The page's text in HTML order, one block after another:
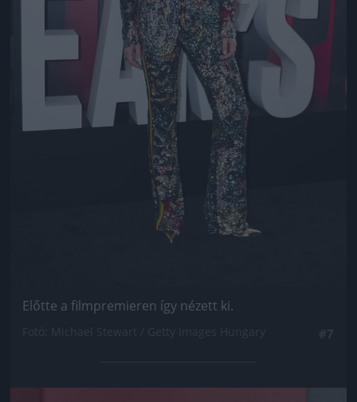
Előtte a filmpremieren így nézett ki.